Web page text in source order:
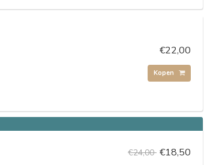
€22,00
Kopen
€24,00 €18,50